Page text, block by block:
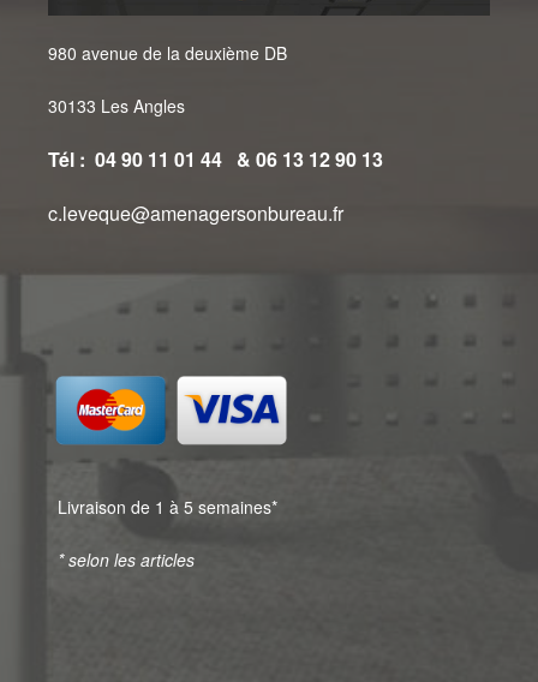
980 avenue de la deuxième DB
30133 Les Angles
Tél : 04 90 11 01 44 & 06 13 12 90 13
c.leveque@amenagersonbureau.fr
Livraison de 1 à 5 semaines*
* selon les articles